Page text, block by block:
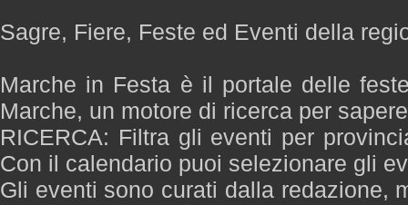
Sagre, Fiere, Feste ed Eventi della
Marche in Festa è il portale delle
Marche, un motore di ricerca per
RICERCA: Filtra gli eventi per
Con il calendario puoi selezionare gli
Gli eventi sono curati dalla redazione,